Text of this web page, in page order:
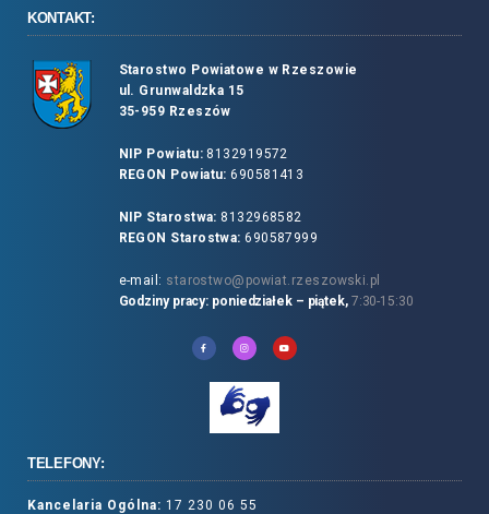
KONTAKT:
Starostwo Powiatowe w Rzeszowie
ul. Grunwaldzka 15
35-959 Rzeszów
NIP Powiatu:8132919572
REGON Powiatu: 690581413
NIP Starostwa: 8132968582
REGON Starostwa: 690587999
e-mail: starostwo@powiat.rzeszowski.pl
Godziny pracy: poniedziałek – piątek, 7:30-15:30
TELEFONY:
Kancelaria Ogólna: 17 230 06 55